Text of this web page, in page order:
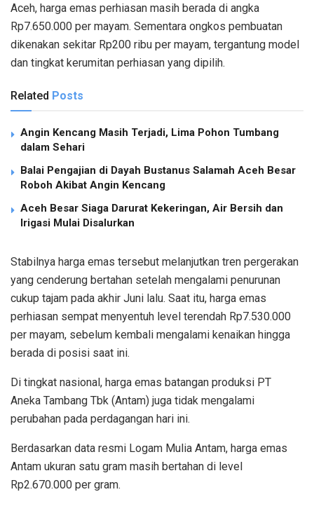
Aceh, harga emas perhiasan masih berada di angka
Rp7.650.000 per mayam. Sementara ongkos pembuatan
dikenakan sekitar Rp200 ribu per mayam, tergantung model
dan tingkat kerumitan perhiasan yang dipilih.
Related Posts
Angin Kencang Masih Terjadi, Lima Pohon Tumbang
dalam Sehari
Balai Pengajian di Dayah Bustanus Salamah Aceh Besar
Roboh Akibat Angin Kencang
Aceh Besar Siaga Darurat Kekeringan, Air Bersih dan
Irigasi Mulai Disalurkan
Stabilnya harga emas tersebut melanjutkan tren pergerakan
yang cenderung bertahan setelah mengalami penurunan
cukup tajam pada akhir Juni lalu. Saat itu, harga emas
perhiasan sempat menyentuh level terendah Rp7.530.000
per mayam, sebelum kembali mengalami kenaikan hingga
berada di posisi saat ini.
Di tingkat nasional, harga emas batangan produksi PT
Aneka Tambang Tbk (Antam) juga tidak mengalami
perubahan pada perdagangan hari ini.
Berdasarkan data resmi Logam Mulia Antam, harga emas
Antam ukuran satu gram masih bertahan di level
Rp2.670.000 per gram.